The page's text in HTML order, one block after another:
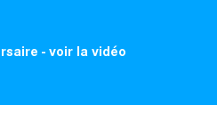
- voir la vidéo